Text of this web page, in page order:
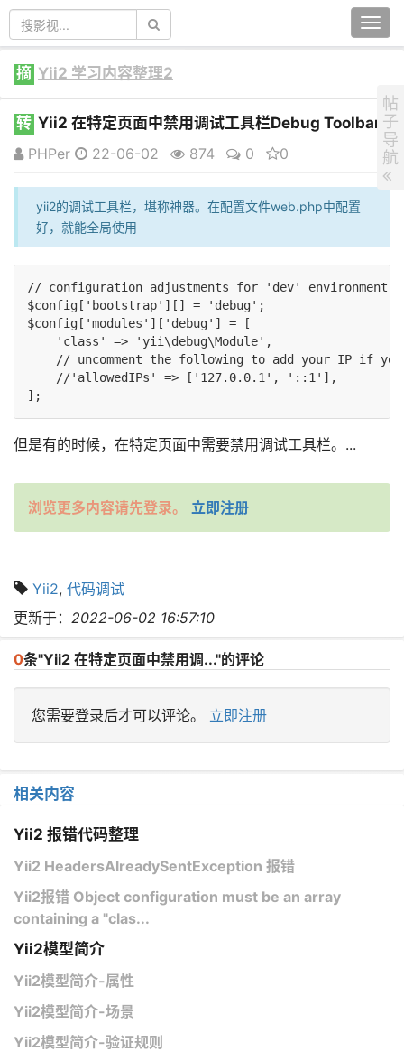
摘 Yii2 学习内容整理2
转 Yii2 在特定页面中禁用调试工具栏Debug Toolbar
PHPer
22-06-02 874 0 0
yii2的调试工具栏，堪称神器。在配置文件web.php中配置
好，就能全局使用
// configuration adjustments for 'dev' environment
$config['bootstrap'][] = 'debug';
$config['modules']['debug'] = [
    'class' => 'yii\debug\Module',
// uncomment the following to add your IP if
    //'allowedIPs' => ['127.0.0.1', '::1'],
];
但是有的时候，在特定页面中需要禁用调试工具栏。...
浏览更多内容请先登录。 立即注册
Yii2, 代码调试
更新于： 2022-06-02 16:57:10
0条"Yii2 在特定页面中禁用调..."的评论
您需要登录后才可以评论。 立即注册
相关内容
Yii2 报错代码整理
Yii2 HeadersAlreadySentException 报错
Yii2报错 Object configuration must be an array
containing a "clas...
Yii2模型简介
Yii2模型简介-属性
Yii2模型简介-场景
Yii2模型简介-验证规则
帖
子
导
航